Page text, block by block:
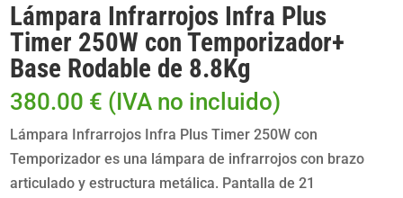
Lámpara Infrarrojos Infra Plus
Timer 250W con Temporizador+
Base Rodable de 8.8Kg
380.00 € (IVA no incluido)
Lámpara Infrarrojos Infra Plus Timer 250W con
Temporizador es una lámpara de infrarrojos con brazo
articulado y estructura metálica. Pantalla de 21